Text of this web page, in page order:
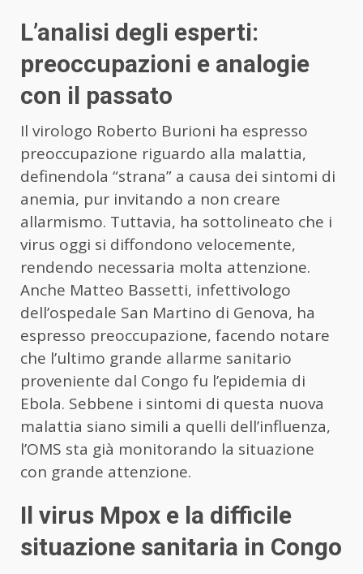
L’analisi degli esperti:
preoccupazioni e analogie
con il passato
Il virologo Roberto Burioni ha espresso
preoccupazione riguardo alla malattia,
definendola “strana” a causa dei sintomi di
anemia, pur invitando a non creare
allarmismo. Tuttavia, ha sottolineato che i
virus oggi si diffondono velocemente,
rendendo necessaria molta attenzione.
Anche Matteo Bassetti, infettivologo
dell’ospedale San Martino di Genova, ha
espresso preoccupazione, facendo notare
che l’ultimo grande allarme sanitario
proveniente dal Congo fu l’epidemia di
Ebola. Sebbene i sintomi di questa nuova
malattia siano simili a quelli dell’influenza,
l’OMS sta già monitorando la situazione
con grande attenzione.
Il virus Mpox e la difficile
situazione sanitaria in Congo